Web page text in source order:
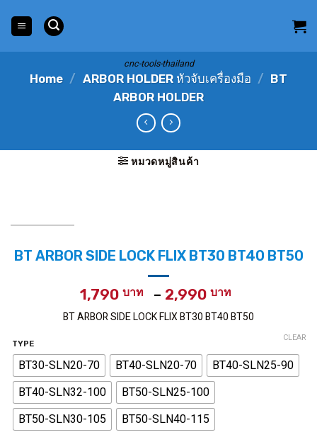
content
cnc-tools-thailand
Home / ARBOR HOLDER หัวจับเครื่องมือ / BT
ARBOR HOLDER
หมวดหมู่สินค้า
BT ARBOR SIDE LOCK FLIX BT30 BT40 BT50
1,790 – 2,990
range:
1,790 ฿
through
2,990 ฿
BT ARBOR SIDE LOCK FLIX BT30 BT40 BT50
TYPE
BT30-SLN20-70 BT40-SLN20-70
BT40-SLN25-90
BT40-SLN32-100
BT50-SLN25-100
BT50-SLN30-105
BT50-SLN40-115
CLEAR